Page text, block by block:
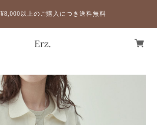
¥8,000以上のご購入につき送料無料